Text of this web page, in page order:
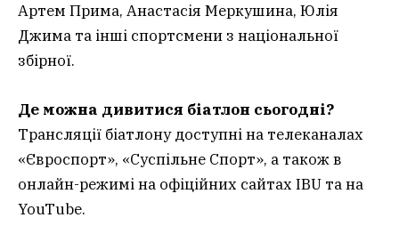
Артем Прима, Анастасія Меркушина, Юлія
Джима та інші спортсмени з національної
збірної.
Де можна дивитися біатлон сьогодні?
Трансляції біатлону доступні на телеканалах
«Євроспорт», «Суспільне Спорт», а також в
онлайн-режимі на офіційних сайтах IBU та на
YouTube.